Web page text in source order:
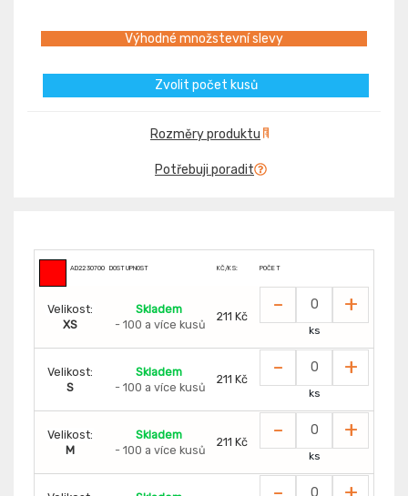
Výhodné množstevní slevy
Zvolit počet kusů
Rozměry produktu
Potřebuji poradit
AD2230700 DOSTUPNOST KČ/KS: POČET
Velikost:
XS
Skladem
- 100 a více kusů
211 Kč - +
ks
Velikost:
S
Skladem
- 100 a více kusů
211 Kč - +
ks
Velikost:
M
Skladem
- 100 a více kusů
211 Kč - +
ks